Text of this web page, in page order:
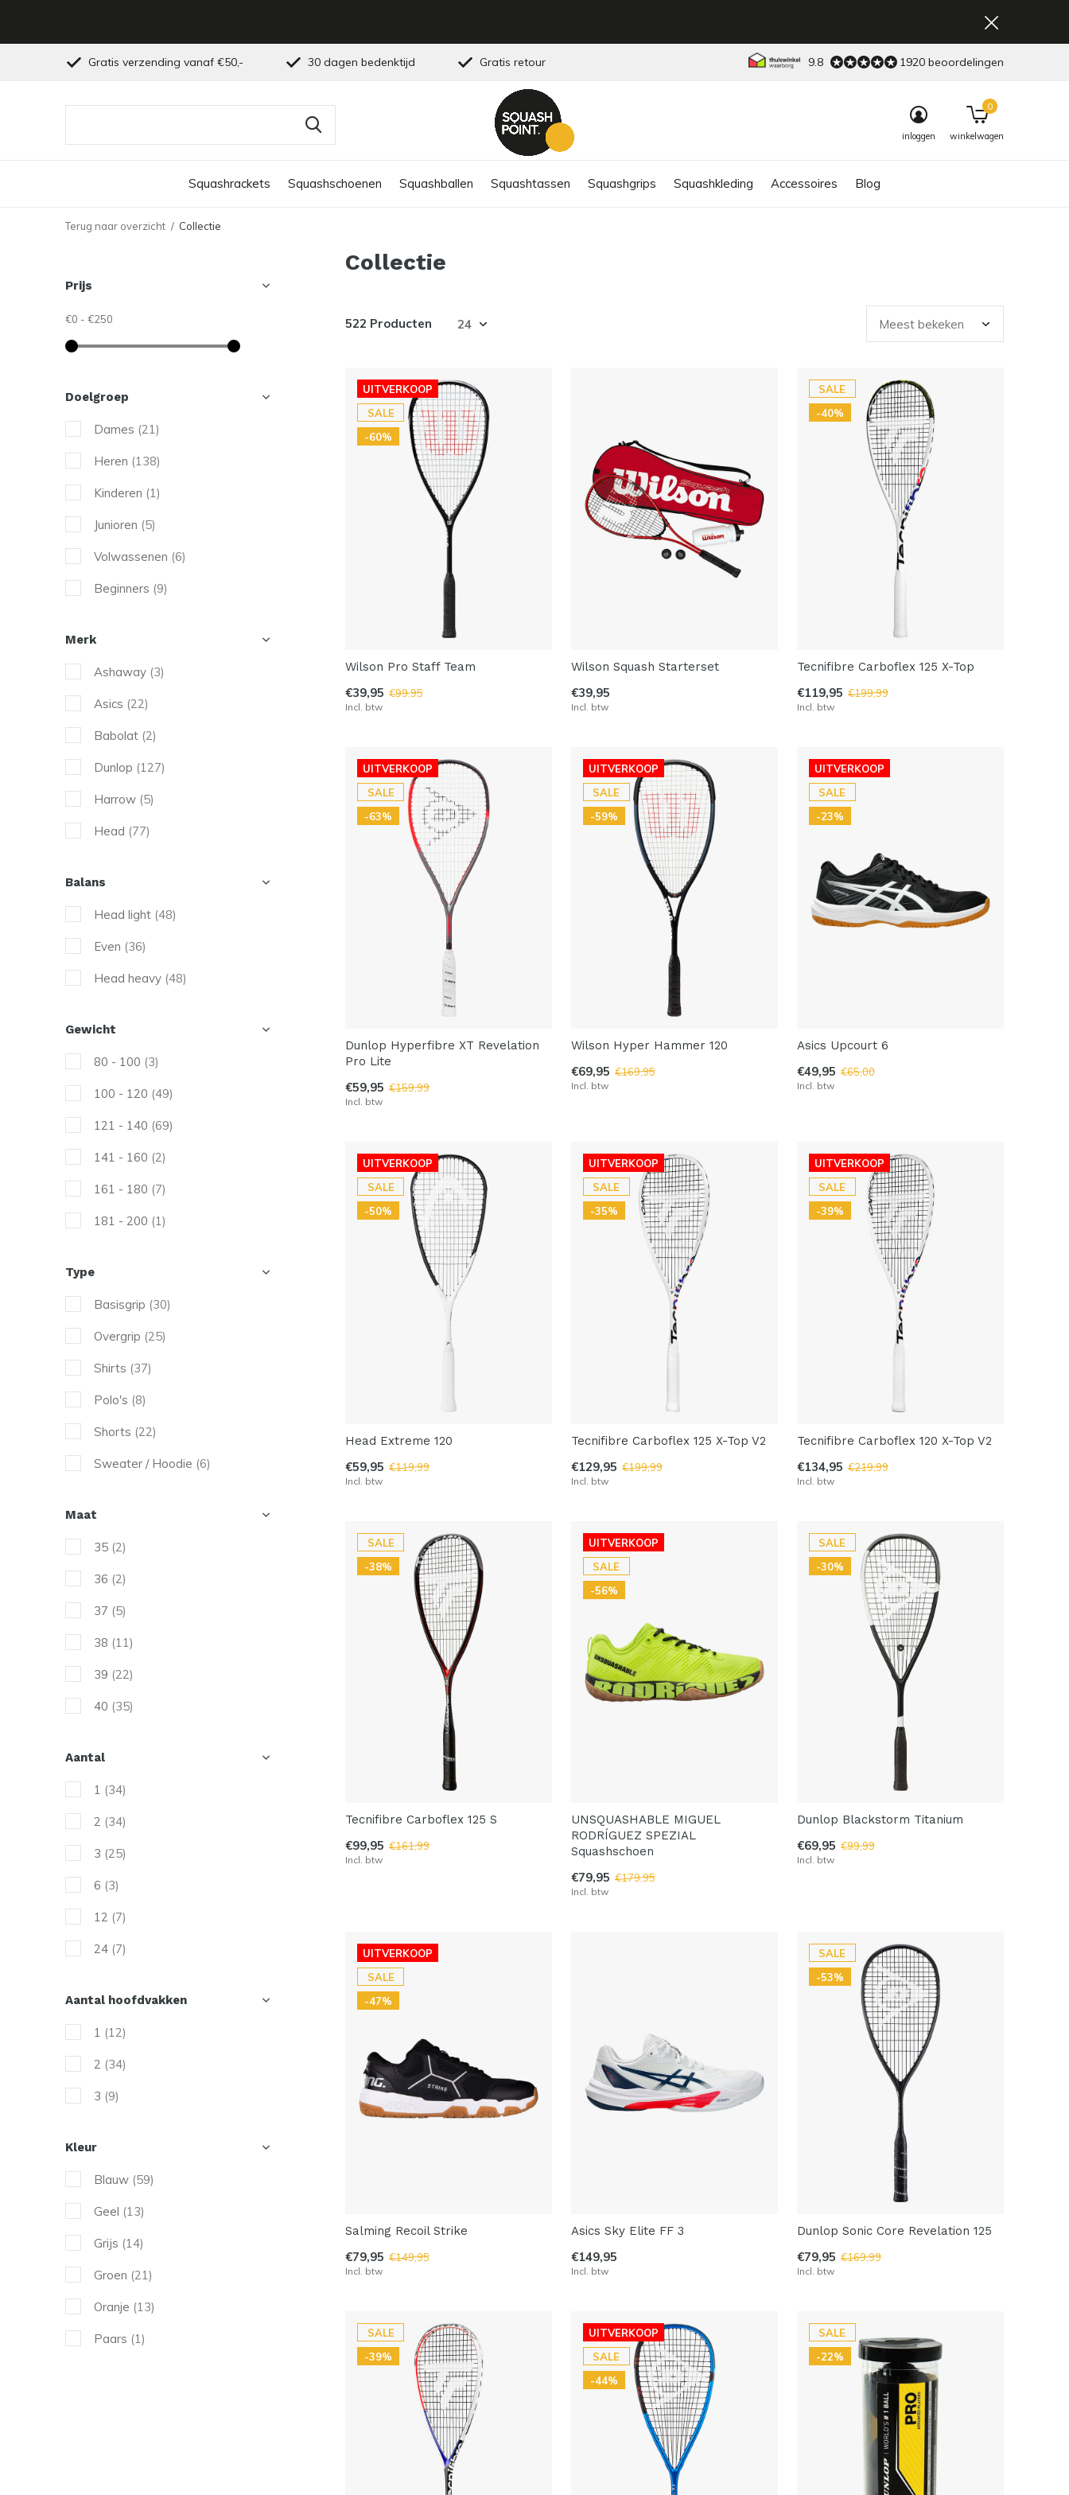
Squashrackets Squashschoenen Squashballen Squashtassen Squashgrips Squashkleding Accessoires Blog
inloggen winkelwagen
0
Gratis verzending vanaf €50,- 30 dagen bedenktijd Gratis retour 9.8 1920 beoordelingen
Terug naar overzicht Collectie
Collectie
522 Producten
UITVERKOOP
SALE
-60%
Wilson Pro Staff Team
€39,95 €99,95
Incl. btw
Wilson Squash Starterset
€39,95
Incl. btw
SALE
-40%
Tecnifibre Carboflex 125 X-Top
€119,95 €199,99
Incl. btw
UITVERKOOP
SALE
-63%
Dunlop Hyperfibre XT Revelation
Pro Lite
€59,95 €159,99
Incl. btw
UITVERKOOP
SALE
-59%
Wilson Hyper Hammer 120
€69,95 €169,95
Incl. btw
UITVERKOOP
SALE
-23%
Asics Upcourt 6
€49,95 €65,00
Incl. btw
UITVERKOOP
SALE
-50%
Head Extreme 120
€59,95 €119,99
Incl. btw
UITVERKOOP
SALE
-35%
Tecnifibre Carboflex 125 X-Top V2
€129,95 €199,99
Incl. btw
UITVERKOOP
SALE
-39%
Tecnifibre Carboflex 120 X-Top V2
€134,95 €219,99
Incl. btw
SALE
-38%
Tecnifibre Carboflex 125 S
€99,95 €161,99
Incl. btw
UITVERKOOP
SALE
-56%
UNSQUASHABLE MIGUEL
RODRÍGUEZ SPEZIAL
Squashschoen
€79,95 €179,95
Incl. btw
SALE
-30%
Dunlop Blackstorm Titanium
€69,95 €99,99
Incl. btw
UITVERKOOP
SALE
-47%
Salming Recoil Strike
€79,95 €149,95
Incl. btw
Asics Sky Elite FF 3
€149,95
Incl. btw
SALE
-53%
Dunlop Sonic Core Revelation 125
€79,95 €169,99
Incl. btw
SALE
-39%
UITVERKOOP
SALE
-44%
SALE
-22%
Prijs
€0 - €250
Doelgroep
Dames (21)
Heren (138)
Kinderen (1)
Junioren (5)
Volwassenen (6)
Beginners (9)
Merk
Ashaway (3)
Asics (22)
Babolat (2)
Dunlop (127)
Harrow (5)
Head (77)
(5)
Salming (24)
Tecnifibre
Unsquashable
Wilson(41)
Balans
Head light (48)
Even (36)
Head heavy (48)
Gewicht
80 - 100 (3)
100 - 120 (49)
121 - 140 (69)
141 - 160 (2)
161 - 180 (7)
181 - 200 (1)
Type
Basisgrip (30)
Overgrip (25)
Shirts (37)
Polo's (8)
Shorts (22)
Sweater / Hoodie (6)
3 racket bag
4 racket bag
6 racket bag
8 racket bag
9 racket bag
10 racket bag
12 racket bag
Rackpack / Duffel
Controle
Allround
Slagkracht
Sneaker
Quarter
Maat
35 (2)
36 (2)
37 (5)
38 (11)
39 (22)
40 (35)
43 (60)
44 (60)
45 (60)
46 (60)
(26)
(18)
49
Junior
S (67)
M(73)
XL
XXL(21)
Aantal
1 (34)
2 (34)
3 (25)
6 (3)
12 (7)
24 (7)
3 paar
Aantal hoofdvakken
1 (12)
2 (34)
3 (9)
Kleur
Blauw (59)
Geel (13)
Grijs (14)
Groen (21)
Oranje (13)
Paars (1)